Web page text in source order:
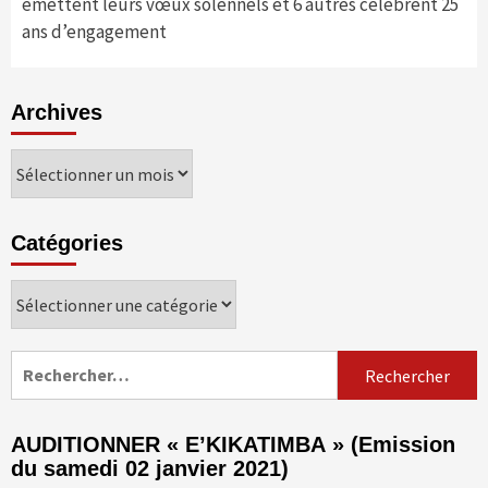
émettent leurs vœux solennels et 6 autres célèbrent 25
ans d’engagement
Archives
Archives
Catégories
Catégories
AUDITIONNER « E’KIKATIMBA » (Emission
du samedi 02 janvier 2021)